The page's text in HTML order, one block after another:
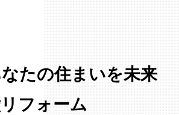
たの住まいを未来
フォーム